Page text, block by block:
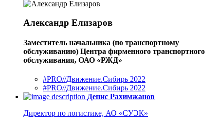
Александр Елизаров
Заместитель начальника (по транспортному
обслуживанию) Центра фирменного транспортного
обслуживания, ОАО «РЖД»
#PRO//Движение.Сибирь 2022
#PRO//Движение.Сибирь 2022
Денис Рахимжанов
Директор по логистике, АО «СУЭК»